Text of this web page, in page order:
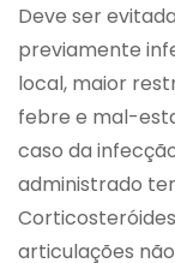
Deve ser
previamente
local, maior
febre e mal-
caso da
administrado
articulações